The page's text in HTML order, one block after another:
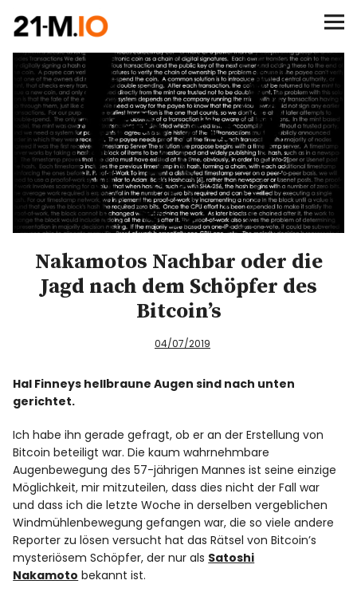
∞/21M BITCOIN
BEGINN
BITCOIN
ANALYSEN
NEWS
Nakamotos Nachbar oder die
Jagd nach dem Schöpfer des
Bitcoin’s
04/07/2019
Hal Finneys hellbraune Augen sind nach unten
gerichtet.
Ich habe ihn gerade gefragt, ob er an der Erstellung von
Bitcoin beteiligt war. Die kaum wahrnehmbare
Augenbewegung des 57-jährigen Mannes ist seine einzige
Möglichkeit, mir mitzuteilen, dass dies nicht der Fall war
und dass ich die letzte Woche in derselben vergeblichen
Windmühlenbewegung gefangen war, die so viele andere
Reporter zu lösen versucht hat das Rätsel von Bitcoin’s
mysteriösem Schöpfer, der nur als Satoshi
Nakamoto bekannt ist.